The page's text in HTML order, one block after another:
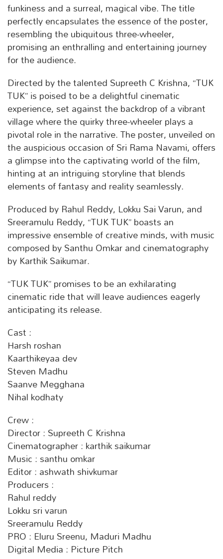
funkiness and a surreal, magical vibe. The title
perfectly encapsulates the essence of the poster,
resembling the ubiquitous three-wheeler,
promising an enthralling and entertaining journey
for the audience.
Directed by the talented Supreeth C Krishna, “TUK
TUK” is poised to be a delightful cinematic
experience, set against the backdrop of a vibrant
village where the quirky three-wheeler plays a
pivotal role in the narrative. The poster, unveiled on
the auspicious occasion of Sri Rama Navami, offers
a glimpse into the captivating world of the film,
hinting at an intriguing storyline that blends
elements of fantasy and reality seamlessly.
Produced by Rahul Reddy, Lokku Sai Varun, and
Sreeramulu Reddy, “TUK TUK” boasts an
impressive ensemble of creative minds, with music
composed by Santhu Omkar and cinematography
by Karthik Saikumar.
“TUK TUK” promises to be an exhilarating
cinematic ride that will leave audiences eagerly
anticipating its release.
Cast :
Harsh roshan
Kaarthikeyaa dev
Steven Madhu
Saanve Megghana
Nihal kodhaty
Crew :
Director : Supreeth C Krishna
Cinematographer : karthik saikumar
Music : santhu omkar
Editor : ashwath shivkumar
Producers :
Rahul reddy
Lokku sri varun
Sreeramulu Reddy
PRO : Eluru Sreenu, Maduri Madhu
Digital Media : Picture Pitch